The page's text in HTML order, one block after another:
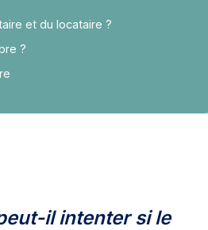
et du locataire ?
?
il intenter si le